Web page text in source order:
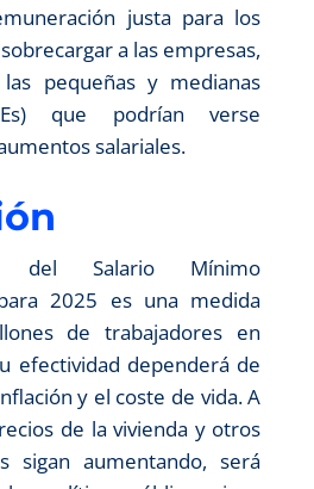
justa para los
a las empresas,
pequeñas y medianas
que podrían verse
salariales.
del Salario Mínimo
2025 es una medida
de trabajadores en
efectividad dependerá de
y el coste de vida. A
de la vivienda y otros
sigan aumentando, será